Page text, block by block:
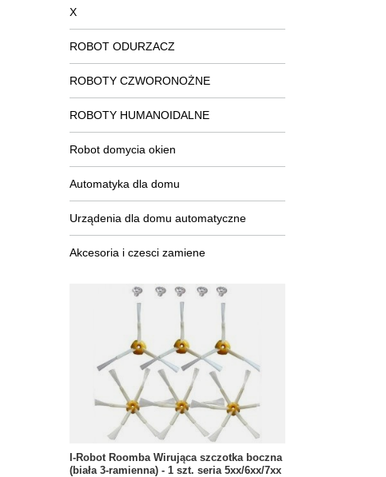
X
ROBOT ODURZACZ
ROBOTY CZWORONOŻNE
ROBOTY HUMANOIDALNE
Robot domycia okien
Automatyka dla domu
Urządenia dla domu automatyczne
Akcesoria i czesci zamiene
I-Robot Roomba Wirująca szczotka boczna
(biała 3-ramienna) - 1 szt. seria 5xx/6xx/7xx